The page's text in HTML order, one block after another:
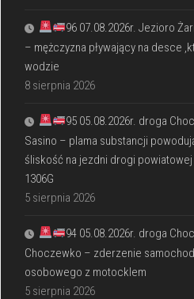
96 07.08.2026r. Jezioro
– mężczyzna pływający na desce
wodzie
8 sierpnia 2026
95 05.08.2026r. droga
Sasino – plama substancji
śliskość na jezdni drogi powiatowej
1306G
5 sierpnia 2026
94 05.08.2026r. droga
Choczewko – zderzenie
osobowego z motocklem
5 sierpnia 2026